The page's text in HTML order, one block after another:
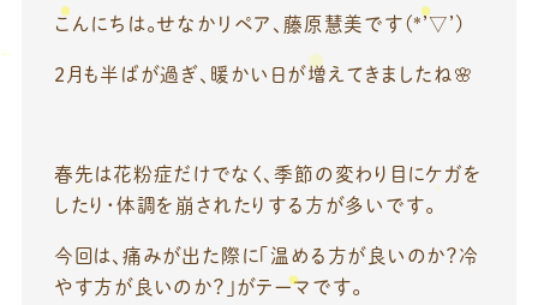
こんにちは。せなかリペア、藤原慧美です(*’▽’)
2月も半ばが過ぎ、暖かい日が増えてきましたね🌸
春先は花粉症だけでなく、季節の変わり目にケガを
したり・体調を崩されたりする方が多いです。
今回は、痛みが出た際に「温める方が良いのか？冷
やす方が良いのか？」がテーマです。